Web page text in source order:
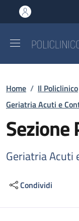
al contenuto
to footer content
Briciole di
Home / Il Policlinico
Geriatria Acuti e
Sezione
Geriatria Acuti
Condividi